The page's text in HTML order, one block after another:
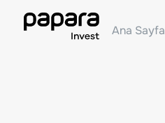
Ana Sayfa